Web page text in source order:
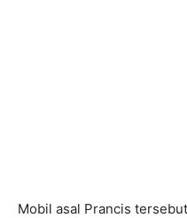
Mobil asal Prancis